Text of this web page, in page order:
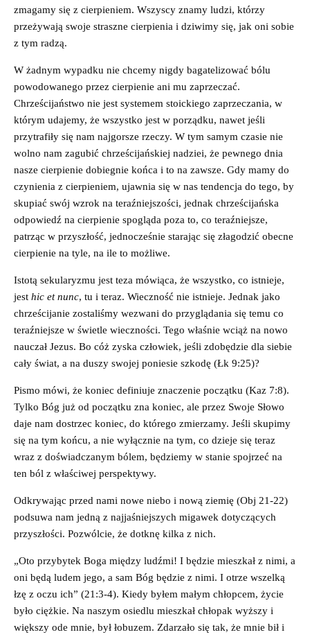
zmagamy się z cierpieniem. Wszyscy znamy ludzi, którzy
przeżywają swoje straszne cierpienia i dziwimy się, jak oni sobie
z tym radzą.
W żadnym wypadku nie chcemy nigdy bagatelizować bólu
powodowanego przez cierpienie ani mu zaprzeczać.
Chrześcijaństwo nie jest systemem stoickiego zaprzeczania, w
którym udajemy, że wszystko jest w porządku, nawet jeśli
przytrafiły się nam najgorsze rzeczy. W tym samym czasie nie
wolno nam zagubić chrześcijańskiej nadziei, że pewnego dnia
nasze cierpienie dobiegnie końca i to na zawsze. Gdy mamy do
czynienia z cierpieniem, ujawnia się w nas tendencja do tego, by
skupiać swój wzrok na teraźniejszości, jednak chrześcijańska
odpowiedź na cierpienie spogląda poza to, co teraźniejsze,
patrząc w przyszłość, jednocześnie starając się złagodzić obecne
cierpienie na tyle, na ile to możliwe.
Istotą sekularyzmu jest teza mówiąca, że wszystko, co istnieje,
jest hic et nunc, tu i teraz. Wieczność nie istnieje. Jednak jako
chrześcijanie zostaliśmy wezwani do przyglądania się temu co
teraźniejsze w świetle wieczności. Tego właśnie wciąż na nowo
nauczał Jezus. Bo cóż zyska człowiek, jeśli zdobędzie dla siebie
cały świat, a na duszy swojej poniesie szkodę (Łk 9:25)?
Pismo mówi, że koniec definiuje znaczenie początku (Kaz 7:8).
Tylko Bóg już od początku zna koniec, ale przez Swoje Słowo
daje nam dostrzec koniec, do którego zmierzamy. Jeśli skupimy
się na tym końcu, a nie wyłącznie na tym, co dzieje się teraz
wraz z doświadczanym bólem, będziemy w stanie spojrzeć na
ten ból z właściwej perspektywy.
Odkrywając przed nami nowe niebo i nową ziemię (Obj 21-22)
podsuwa nam jedną z najjaśniejszych migawek dotyczących
przyszłości. Pozwólcie, że dotknę kilka z nich.
„Oto przybytek Boga między ludźmi! I będzie mieszkał z nimi, a
oni będą ludem jego, a sam Bóg będzie z nimi. I otrze wszelką
łzę z oczu ich” (21:3-4). Kiedy byłem małym chłopcem, życie
było ciężkie. Na naszym osiedlu mieszkał chłopak wyższy i
większy ode mnie, był łobuzem. Zdarzało się tak, że mnie bił i